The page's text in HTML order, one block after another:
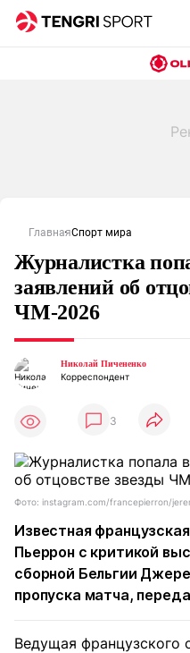
ГлавнаяСпорт мира
Журналистка
заявлений об
ЧМ-2026
Николай Пичененко
Корреспондент
3
Фото: instagram.com/francepierron/
Известная
Пьеррон с критикой
сборной Бельгии
пропуска матча,
Ведущая французского